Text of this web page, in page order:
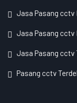
Jasa Pasang cctv
Jasa Pasang cctv
Jasa Pasang cctv
Pasang cctv